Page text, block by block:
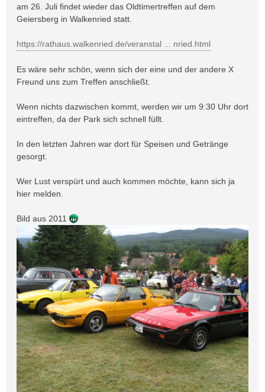
a
g
am 26. Juli findet wieder das Oldtimertreffen auf dem
Geiersberg in Walkenried statt.
https://rathaus.walkenried.de/veranstal ... nried.html
Es wäre sehr schön, wenn sich der eine und der andere X
Freund uns zum Treffen anschließt.
Wenn nichts dazwischen kommt, werden wir um 9:30 Uhr dort
eintreffen, da der Park sich schnell füllt.
In den letzten Jahren war dort für Speisen und Getränge
gesorgt.
Wer Lust verspürt und auch kommen möchte, kann sich ja
hier melden.
Bild aus 2011